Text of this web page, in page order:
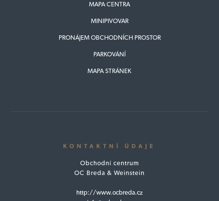
MAPA CENTRA
MINIPIVOVAR
PRONÁJEM OBCHODNÍCH PROSTOR
PARKOVÁNÍ
MAPA STRÁNEK
KONTAKTNÍ ÚDAJE
Obchodní centrum
OC Breda & Weinstein
http://www.ocbreda.cz